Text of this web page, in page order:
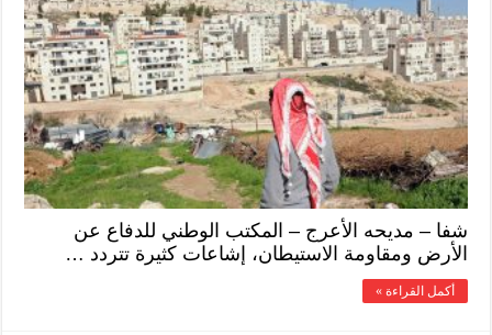
شفا – مديحه الأعرج – المكتب الوطني للدفاع عن
الأرض ومقاومة الاستيطان، إشاعات كثيرة تتردد …
أكمل القراءة »